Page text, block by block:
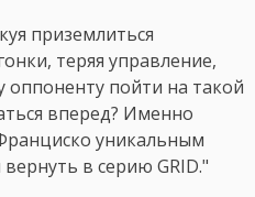
приземлиться
теряя управление,
оппоненту пойти на такой
вперед? Именно
уникальным
в серию GRID."